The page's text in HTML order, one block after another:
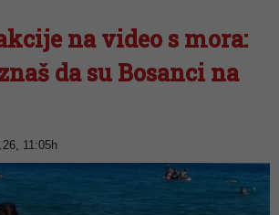
na video s mora:
da su Bosanci na
11:05h